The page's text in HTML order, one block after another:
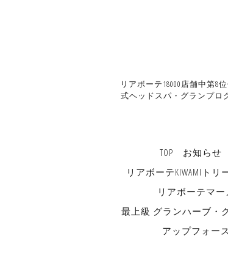
リアボーテ18000店舗中第8
式ヘッドスパ・グランプロ
TOP お知らせ
リアボーテKIWAMIトリ
リアボーテマ
最上級 グランハーブ・
アップフォー